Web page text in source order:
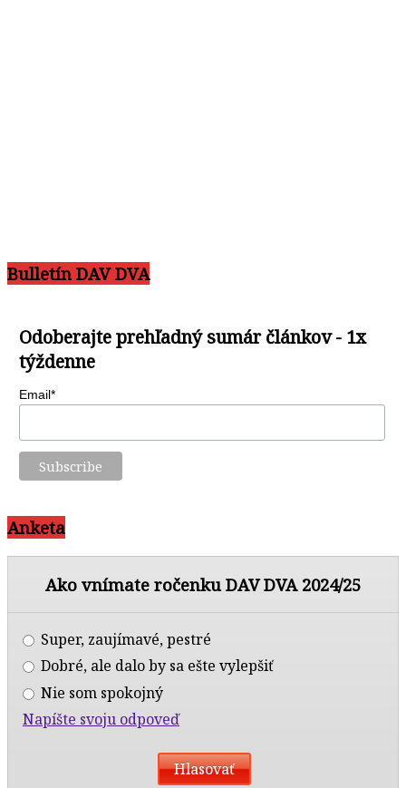
Bulletín DAV DVA
Odoberajte prehľadný sumár článkov - 1x
týždenne
Email*
Anketa
Ako vnímate ročenku DAV DVA 2024/25
Super, zaujímavé, pestré
Dobré, ale dalo by sa ešte vylepšiť
Nie som spokojný
Napíšte svoju odpoveď